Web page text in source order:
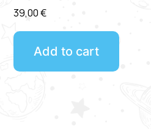
39,00€
Add to cart